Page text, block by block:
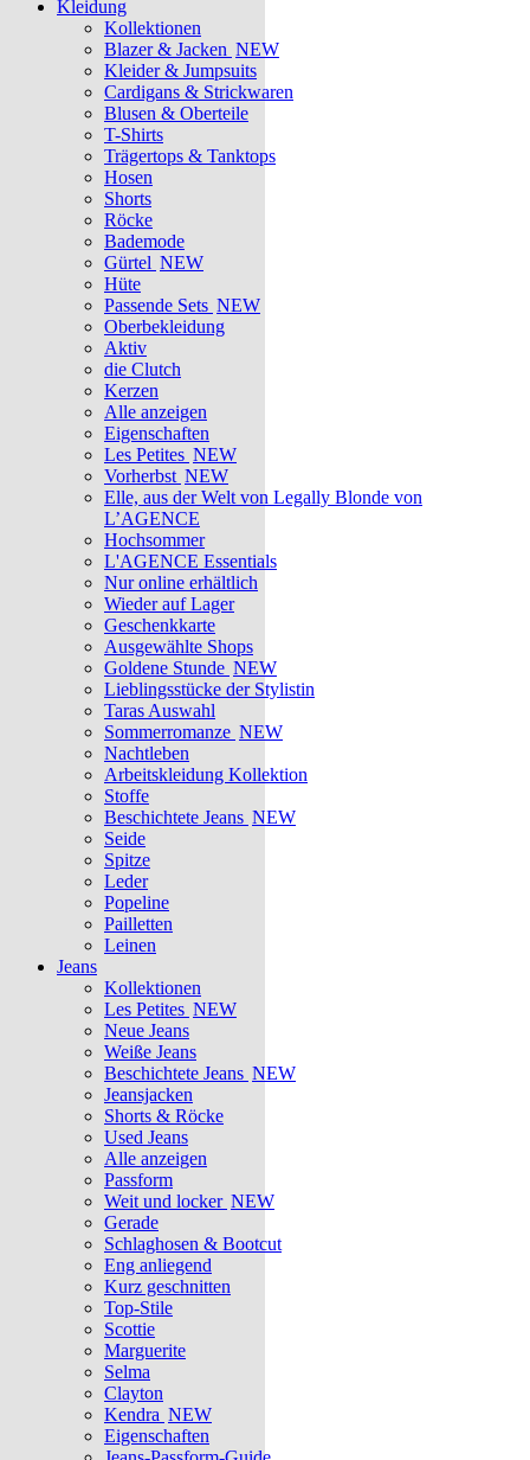
Kleidung
Kollektionen
Blazer & Jacken NEW
Kleider & Jumpsuits
Cardigans & Strickwaren
Blusen & Oberteile
T-Shirts
Trägertops & Tanktops
Hosen
Shorts
Röcke
Bademode
Gürtel NEW
Hüte
Passende Sets NEW
Oberbekleidung
Aktiv
die Clutch
Kerzen
Alle anzeigen
Eigenschaften
Les Petites NEW
Vorherbst NEW
Elle, aus der Welt von Legally Blonde von
L’AGENCE
Hochsommer
L'AGENCE Essentials
Nur online erhältlich
Wieder auf Lager
Geschenkkarte
Ausgewählte Shops
Goldene Stunde NEW
Lieblingsstücke der Stylistin
Taras Auswahl
Sommerromanze NEW
Nachtleben
Arbeitskleidung Kollektion
Stoffe
Beschichtete Jeans NEW
Seide
Spitze
Leder
Popeline
Pailletten
Leinen
Jeans
Kollektionen
Les Petites NEW
Neue Jeans
Weiße Jeans
Beschichtete Jeans NEW
Jeansjacken
Shorts & Röcke
Used Jeans
Alle anzeigen
Passform
Weit und locker NEW
Gerade
Schlaghosen & Bootcut
Eng anliegend
Kurz geschnitten
Top-Stile
Scottie
Marguerite
Selma
Clayton
Kendra NEW
Eigenschaften